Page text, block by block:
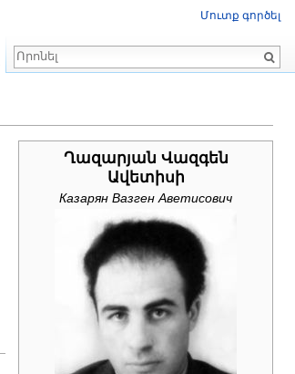
Ղազարյան Վազգեն
Ավետիսի
Казарян Вазген Аветисович
Մուտք գործել
Որոնում